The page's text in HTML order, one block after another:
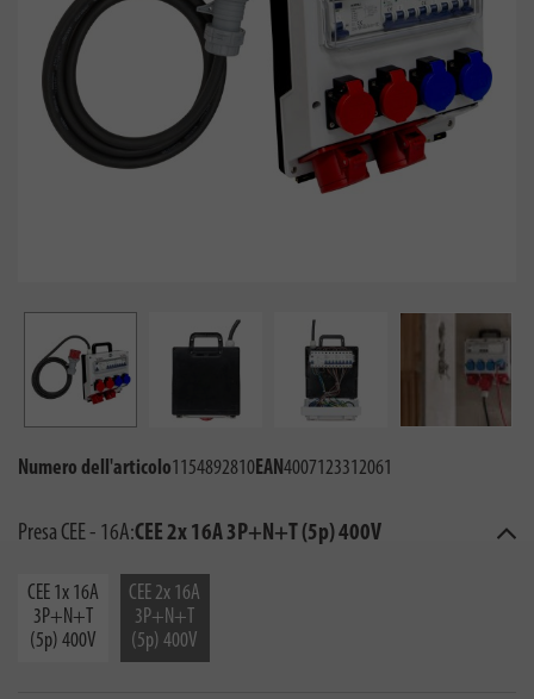
Numero dell'articolo1154892810EAN4007123312061
Presa CEE - 16A:CEE 2x 16A 3P+N+T (5p) 400V
CEE 1x 16A
3P+N+T
(5p) 400V
CEE 2x 16A
3P+N+T
(5p) 400V